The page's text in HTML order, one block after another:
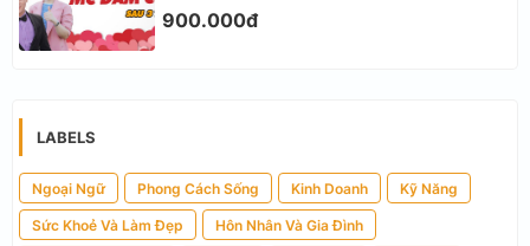
900.000đ
LABELS
Ngoại Ngữ Phong Cách Sống Kinh Doanh Kỹ Năng
Sức Khoẻ Và Làm Đẹp Hôn Nhân Và Gia Đình